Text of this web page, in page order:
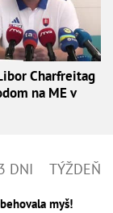
Charfreitag
na ME v
DNI TÝŽDEŇ
myš!